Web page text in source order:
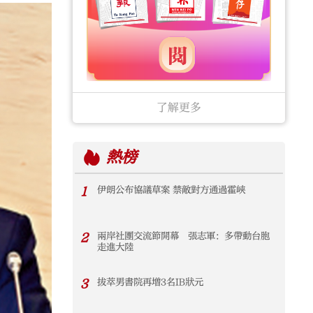
了解更多
熱榜
1 伊朗公布協議草案 禁敵對方通過霍峽
2
兩岸社團交流節開幕 張志軍：多帶動台胞
走進大陸
3 拔萃男書院再增3名IB狀元